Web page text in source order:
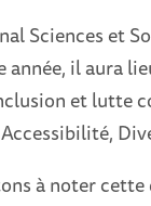
Sciences et
année, il aura
et lutte
à noter